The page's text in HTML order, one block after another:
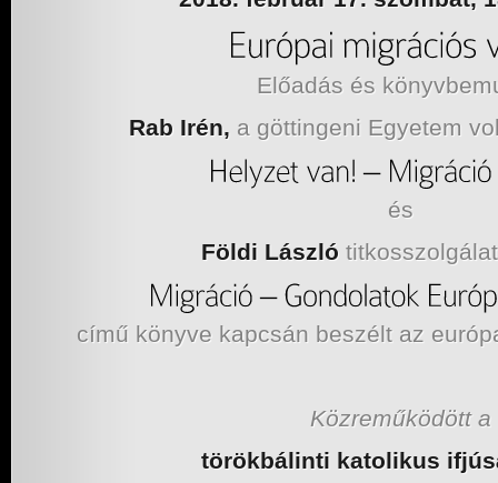
Előadás és
Rab Irén, a göttingeni Egyetem
és
Földi László
című könyve kapcsán beszélt az
Közreműködött a
törökbálinti katolikus